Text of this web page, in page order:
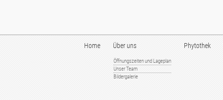
Home Über uns
Öffnungszeiten und Lageplan
Unser Team
Bildergalerie
Phytothek